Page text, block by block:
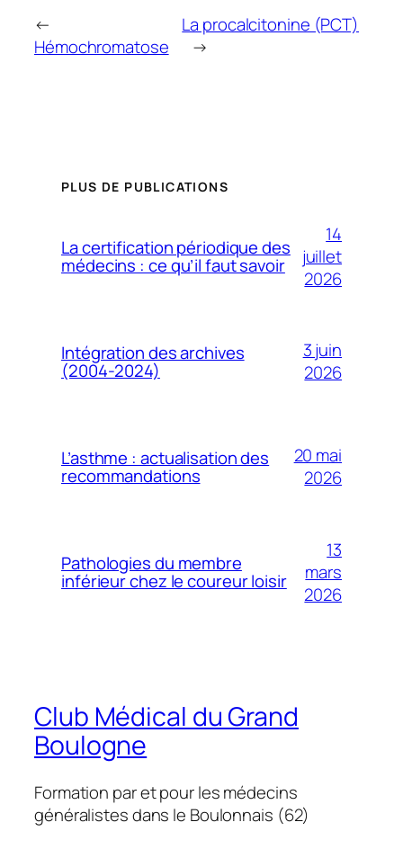
←
Hémochromatose
La procalcitonine (PCT)
→
PLUS DE PUBLICATIONS
La certification périodique des
médecins : ce qu’il faut savoir
14
juillet
2026
Intégration des archives
(2004-2024)
3 juin
2026
L’asthme : actualisation des
recommandations
20 mai
2026
Pathologies du membre
inférieur chez le coureur loisir
13
mars
2026
Club Médical du Grand
Boulogne
Formation par et pour les médecins
généralistes dans le Boulonnais (62)